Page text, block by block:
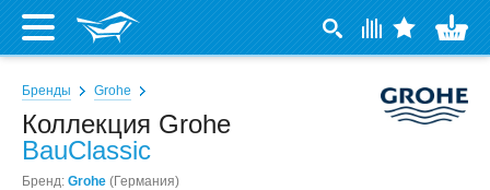
Бренды Grohe
Коллекция Grohe
BauClassic
Бренд: Grohe (Германия)